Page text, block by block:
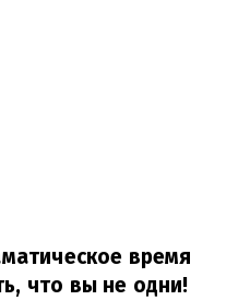
время
что вы не одни!